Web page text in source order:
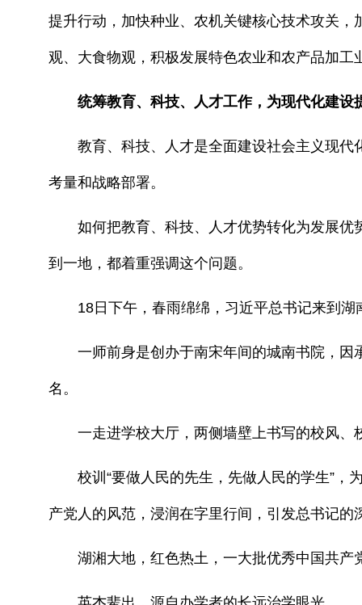
提升行动，加快种业、农机关键核心技术攻关
观、大食物观，积极发展特色农业和农产品加工
统筹教育、科技、人才工作，为现代化建设
教育、科技、人才是全面建设社会主义现代
考量和战略部署。
如何把教育、科技、人才优势转化为发展优
到一地，都着重强调这个问题。
18日下午，春雨绵绵，习近平总书记来到湖
一师前身是创办于南宋年间的城南书院，因
名。
一走进学校大厅，两侧墙壁上书写的校风、
校训“要做人民的先生，先做人民的学生”，为
产党人的风范，浸润在字里行间，引发总书记的
湖湘大地，红色热土，一大批优秀中国共产